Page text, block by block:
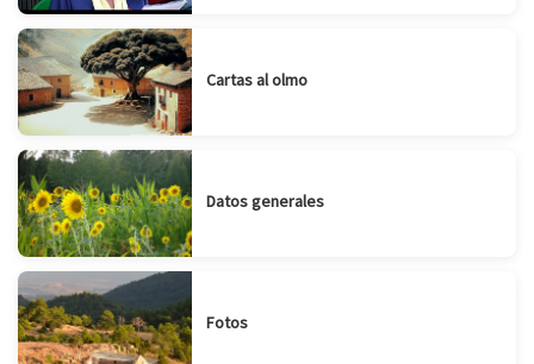
Cartas al olmo
Datos generales
Fotos